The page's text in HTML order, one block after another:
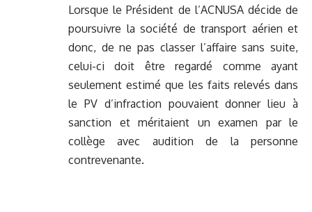
Lorsque le Président de l’ACNUSA décide de
poursuivre la société de transport aérien et
donc, de ne pas classer l’affaire sans suite,
celui-ci doit être regardé comme ayant
seulement estimé que les faits relevés dans
le PV d’infraction pouvaient donner lieu à
sanction et méritaient un examen par le
collège avec audition de la personne
contrevenante.